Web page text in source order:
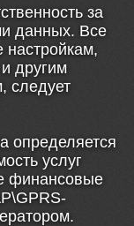
за
данных. Все
настройкам,
другим
следует
определяется
услуг
финансовые